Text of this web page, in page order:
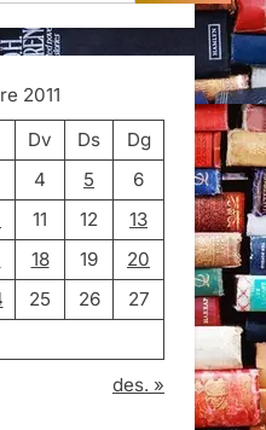
2011
Dv Ds
Dg
4 5
6
11 12
13
18 19
20
25 26
27
des. »